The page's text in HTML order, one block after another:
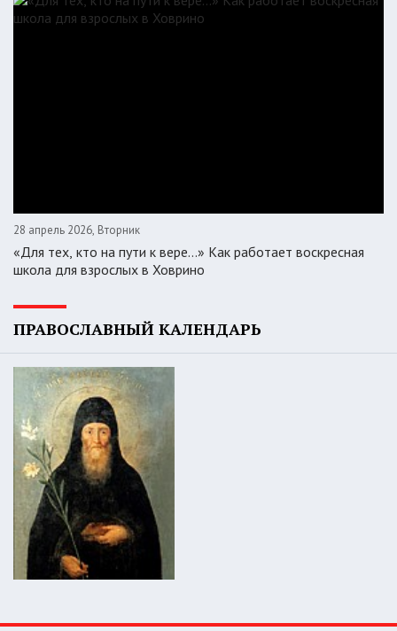
28 апрель 2026, Вторник
«Для тех, кто на пути к вере...» Как работает воскресная
школа для взрослых в Ховрино
ПРАВОСЛАВНЫЙ КАЛЕНДАРЬ